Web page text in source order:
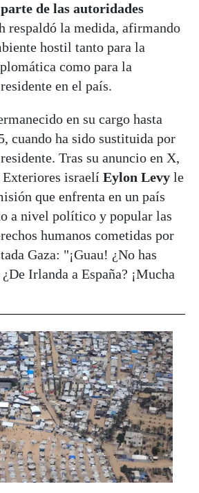
de las autoridades
respaldó la medida, afirmando
hostil tanto para la
como para la
en el país.
en su cargo hasta
cuando ha sido sustituida por
Tras su anuncio en X,
israelí Eylon Levy le
que enfrenta en un país
a nivel político y popular las
humanos cometidas por
Gaza: "¡Guau! ¿No has
Irlanda a España? ¡Mucha